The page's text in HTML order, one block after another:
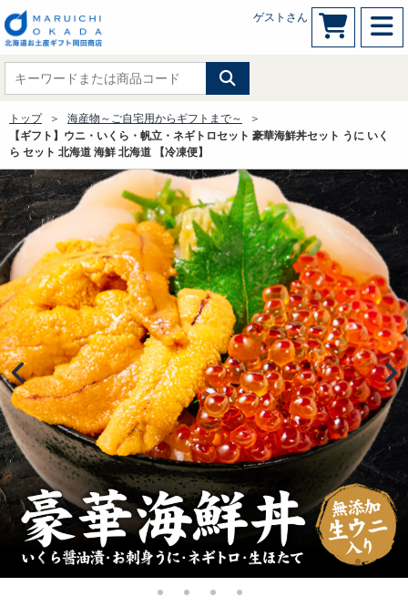
ゲストさん
トップ
海産物～ご自宅用からギフトまで～
【ギフト】ウニ・いくら・帆立・ネギトロセット 豪華海鮮丼セット うに いく
ら セット 北海道 海鮮 北海道 【冷凍便】